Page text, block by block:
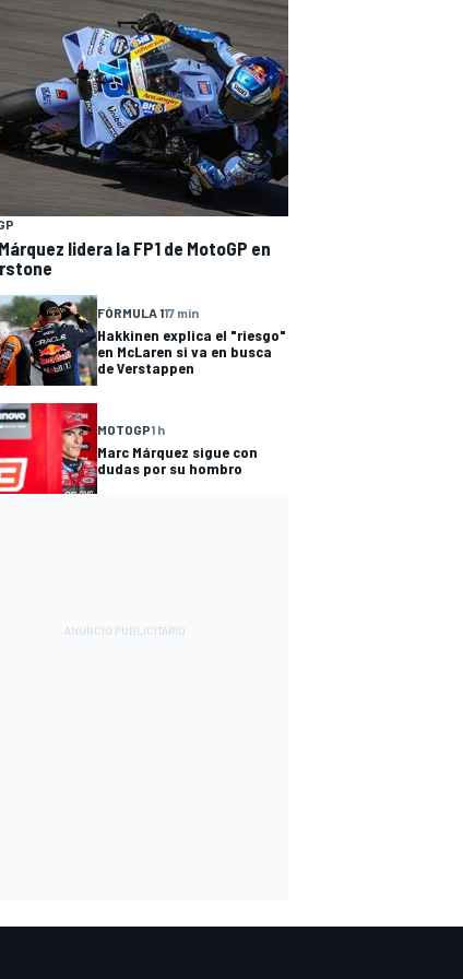
lidera la FP1 de MotoGP en
FÓRMULA 117 min
Hakkinen explica el "riesgo"
en McLaren si va en busca
de Verstappen
MOTOGP1 h
Marc Márquez sigue con
dudas por su hombro